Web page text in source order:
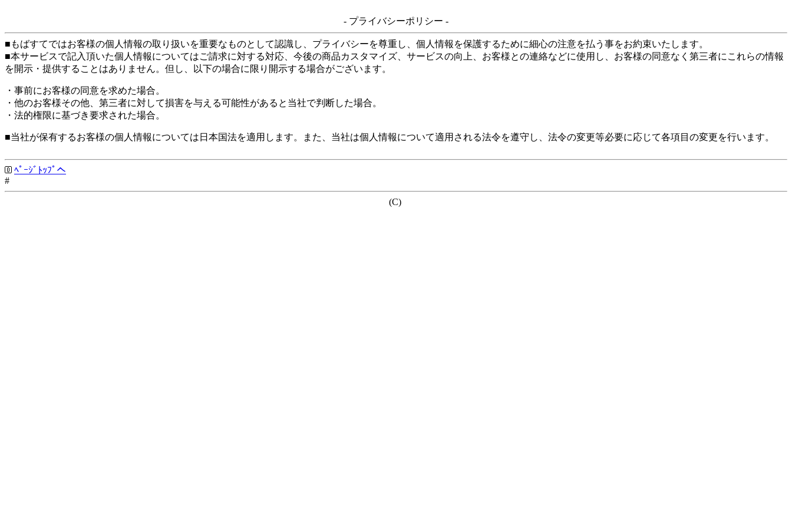
- プライバシーポリシー -
■もばすてではお客様の個人情報の取り扱いを重要なものとして認識し、プライバシーを尊重し、個人情報を保護するために細心の注意を払う事をお約束いたします。
■本サービスで記入頂いた個人情報についてはご請求に対する対応、今後の商品カスタマイズ、サービスの向上、お客様との連絡などに使用し、お客様の同意なく第三者にこれらの情報
を開示・提供することはありません。但し、以下の場合に限り開示する場合がございます。
・事前にお客様の同意を求めた場合。
・他のお客様その他、第三者に対して損害を与える可能性があると当社で判断した場合。
・法的権限に基づき要求された場合。
■当社が保有するお客様の個人情報については日本国法を適用します。また、当社は個人情報について適用される法令を遵守し、法令の変更等必要に応じて各項目の変更を行います。
ﾍﾟｰｼﾞﾄｯﾌﾟへ
#
(C)